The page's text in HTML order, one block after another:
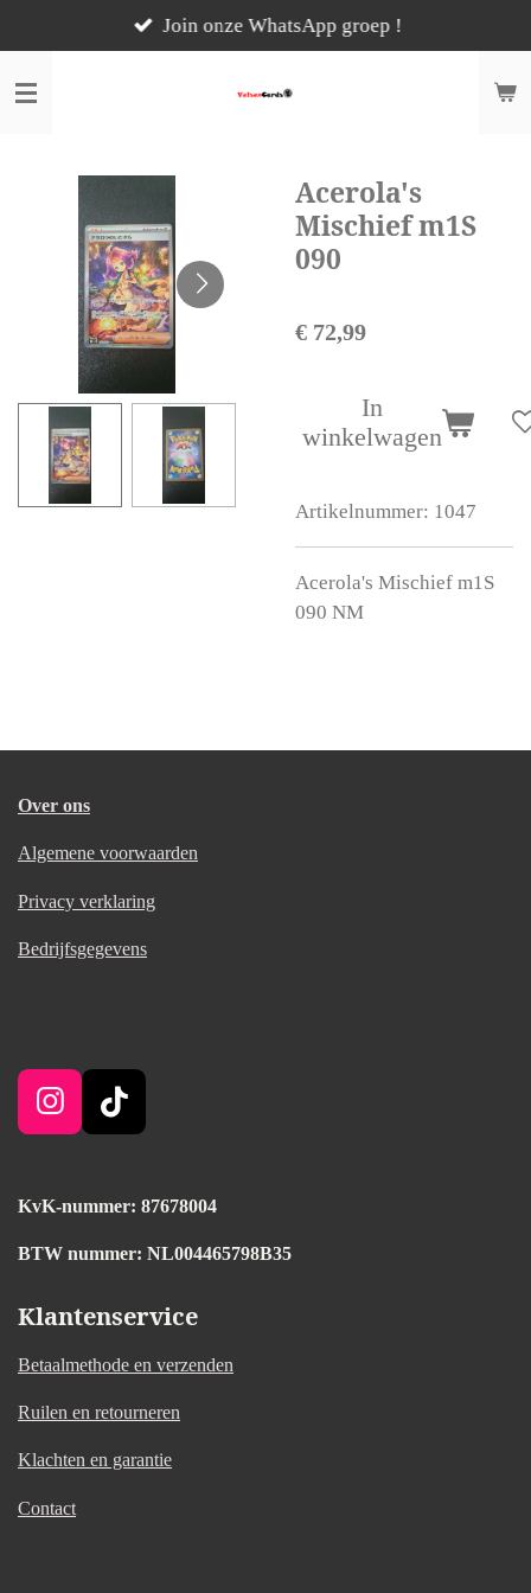
direct
naar
Join onze WhatsApp groep !
Acerola's
Mischief m1S
090
€ 72,99
In
winkelwagen
Artikelnummer: 1047
Acerola's Mischief m1S
090 NM
Over ons
Algemene voorwaarden
Privacy verklaring
Bedrijfsgegevens
I
t
g
a
m
T
T
k
KvK-nummer: 87678004
BTW nummer: NL004465798B35
Klantenservice
Betaalmethode en verzenden
Ruilen en retourneren
Klachten en garantie
Contact